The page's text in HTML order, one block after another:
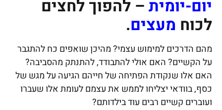
יום-יומית– להפוך לחצים
לכוח מעצים.
מהם הדרכים למימוש עצמי? מהיכן שואפים כח להתגבר
על הקשיים? האם אולי להתבודד, להתנתק מהסביבה?
האם אלו שנקודת הפתיחה של חייהם הגיעה על מגש של
כסף, בוודאי יצליחו לממש את עצמם לעומת אלו שעברו
ועוברים קשיים רבים עוד בילדותם?